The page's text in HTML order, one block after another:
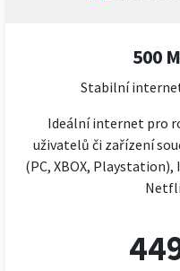
500
Stabilní
Ideální internet pro
uživatelů či zařízení
(PC, XBOX,